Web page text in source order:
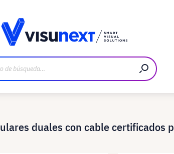
duales con cable certificados